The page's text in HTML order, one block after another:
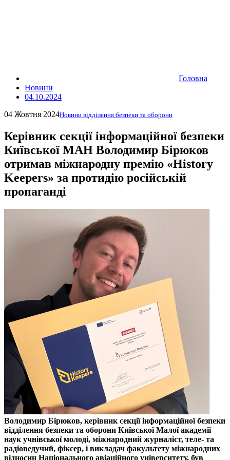
Головна
Новини
04.10.2024
04 Жовтня 2024Новини відділення безпеки та оборони
Керівник секції інформаційної безпеки
Київської МАН Володимир Бірюков
отримав міжнародну премію «History
Keepers» за протидію російській
пропаганді
Володимир Бірюков, керівник секції інформаційної безпеки
відділення безпеки та оборони Київської Малої академії
наук учнівської молоді, міжнародний журналіст, теле- та
радіоведучий, фіксер, і викладач факультету міжнародних
відносин Національного авіаційного університету, був